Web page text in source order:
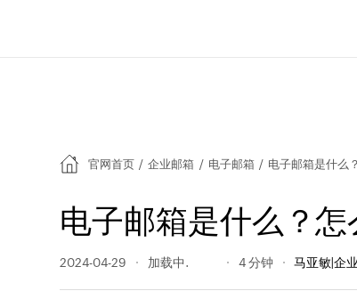
官网首页 / 企业邮箱 / 电子邮箱 / 电子邮箱是什么
电子邮箱是什么？
2024-04-29 6452 阅读量 4 分钟 马亚敏|企